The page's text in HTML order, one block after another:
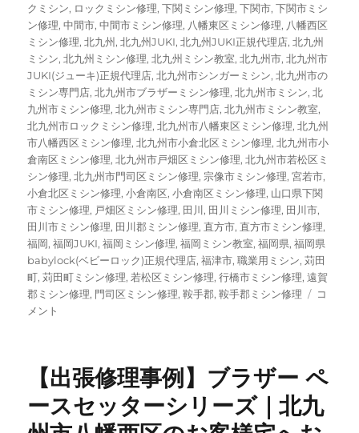
クミシン, ロックミシン修理,下関ミシン修理,下関市,下関市ミシ
ン修理,中間市,中間市ミシン修理, 八幡東区ミシン修理, 八幡西区
ミシン修理,北九州 ,北九州JUKI,北九州JUKI正規代理店,北九州
ミシン,北九州ミシン修理,北九州ミシン教室,北九州市,北九州市
JUKI(ジューキ)正規代理店,北九州市シンガーミシン,北九州市の
ミシン専門店,北九州市ブラザーミシン修理,北九州市ミシン,北
九州市ミシン修理,北九州市ミシン専門店,北九州市ミシン教室,
北九州市ロックミシン修理,北九州市八幡東区ミシン修理,北九州
市八幡西区ミシン修理,北九州市小倉北区ミシン修理,北九州市小
倉南区ミシン修理,北九州市戸畑区ミシン修理,北九州市若松区ミ
シン修理,北九州市門司区ミシン修理, 宗像市ミシン修理,宮若市,
小倉北区ミシン修理,小倉南区,小倉南区ミシン修理, 山口県下関
市ミシン修理, 戸畑区ミシン修理, 田川, 田川ミシン修理, 田川市,
田川市ミシン修理, 田川郡ミシン修理, 直方市, 直方市ミシン修理,
福岡,福岡JUKI,福岡ミシン修理,福岡ミシン教室,福岡県,福岡県
babylock(ベビーロック)正規代理店,福津市,職業用ミシン,苅田
町,苅田町ミシン修理, 若松区ミシン修理,行橋市ミシン修理,遠賀
郡ミシン修理, 門司区ミシン修理,鞍手郡,鞍手郡ミシン修理
【北
シ
修
理】
コ
メント
【出張修理事例】ブラザー ペ
ースセッターシリーズ｜北九